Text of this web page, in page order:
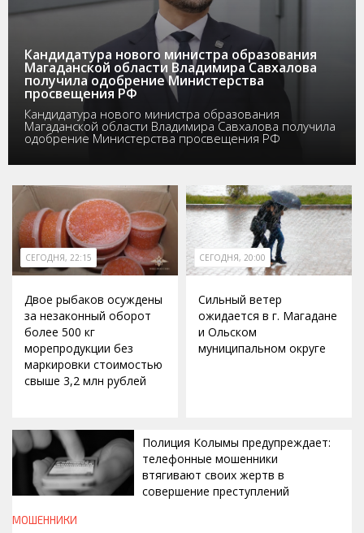
Кандидатура нового министра образования
Магаданской области Владимира Савхалова
получила одобрение Министерства
просвещения РФ
Кандидатура нового министра образования
Магаданской области Владимира Савхалова получила
одобрение Министерства просвещения РФ
СЕГОДНЯ, 22:15
Двое рыбаков осуждены
за незаконный оборот
более 500 кг
морепродукции без
маркировки стоимостью
свыше 3,2 млн рублей
СЕГОДНЯ, 20:00
Сильный ветер
ожидается в г. Магадане
и Ольском
муниципальном округе
СЕГОДНЯ, 19:00
Полиция Колымы предупреждает:
телефонные мошенники
втягивают своих жертв в
совершение преступлений
МОШЕННИКИ